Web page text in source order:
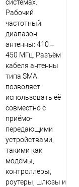
системах.
Рабочий
частотный
диапазон
антенны: 410 –
450 МГц. Разъём
кабеля антенны
типа SMA
позволяет
использовать её
совместно с
приёмо-
передающими
устройствами,
такими как
модемы,
контроллеры,
роутеры, шлюзы и